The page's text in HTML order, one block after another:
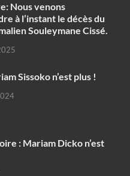
Nous venons
à l’instant le décès du
Souleymane Cissé.
Sissoko n’est plus !
: Mariam Dicko n’est